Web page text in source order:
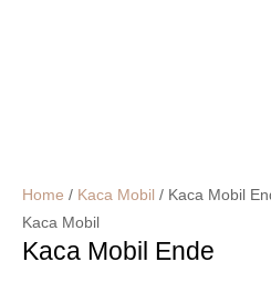
Home / Kaca Mobil / Kaca Mobil
Kaca Mobil
Kaca Mobil Ende